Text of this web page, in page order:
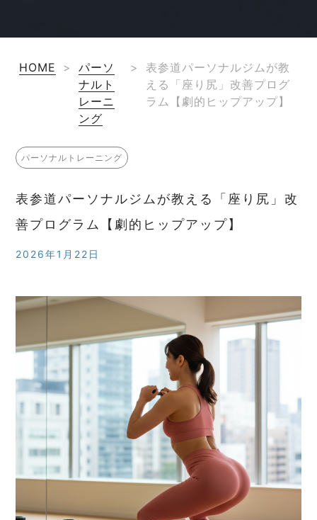
HOME >
パーソ
ナルト
レーニ
ング
>
表参道パーソナルジムが教
える「座り尻」改善プログ
ラム【劇的ヒップアップ】
パーソナルトレーニング
表参道パーソナルジムが教える「座り尻」改
善プログラム【劇的ヒップアップ】
2026年1月22日